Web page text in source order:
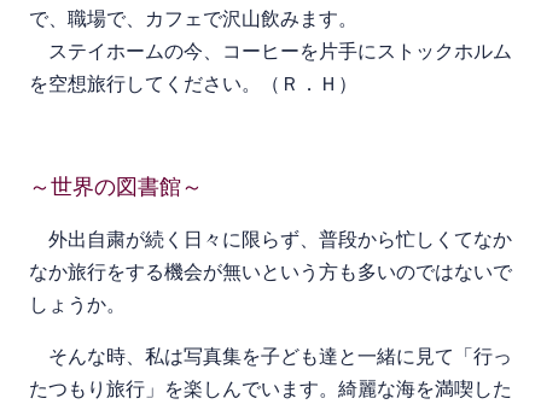
で、職場で、カフェで沢山飲みます。
ステイホームの今、コーヒーを片手にストックホルム
を空想旅行してください。（Ｒ．Ｈ）
～世界の図書館～
外出自粛が続く日々に限らず、普段から忙しくてなか
なか旅行をする機会が無いという方も多いのではないで
しょうか。
そんな時、私は写真集を子ども達と一緒に見て「行っ
たつもり旅行」を楽しんでいます。綺麗な海を満喫した